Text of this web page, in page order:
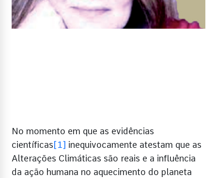
No momento em que as evidências
científicas[1] inequivocamente atestam que as
Alterações Climáticas são reais e a influência
da ação humana no aquecimento do planeta